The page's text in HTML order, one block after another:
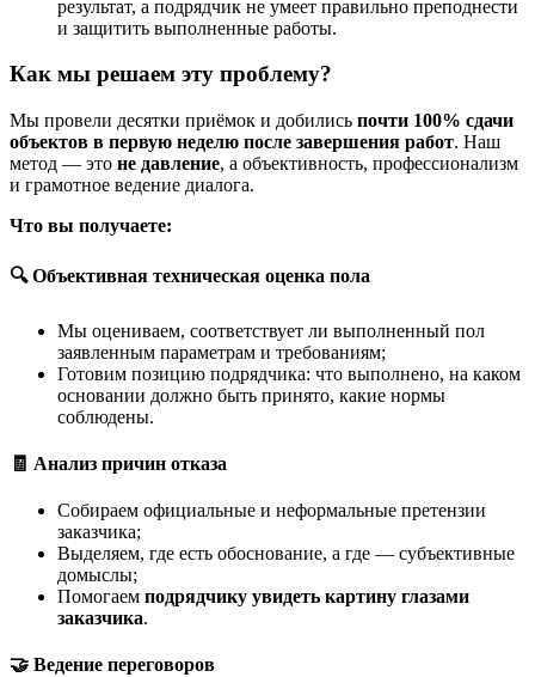
результат, а подрядчик не умеет правильно преподнести
и защитить выполненные работы.
Как мы решаем эту проблему?
Мы провели десятки приёмок и добились почти 100% сдачи
объектов в первую неделю после завершения работ. Наш
метод — это не давление, а объективность, профессионализм
и грамотное ведение диалога.
Что вы получаете:
🔍 Объективная техническая оценка пола
Мы оцениваем, соответствует ли выполненный пол
заявленным параметрам и требованиям;
Готовим позицию подрядчика: что выполнено, на каком
основании должно быть принято, какие нормы
соблюдены.
🧾 Анализ причин отказа
Собираем официальные и неформальные претензии
заказчика;
Выделяем, где есть обоснование, а где — субъективные
домыслы;
Помогаем подрядчику увидеть картину глазами
заказчика.
🤝 Ведение переговоров